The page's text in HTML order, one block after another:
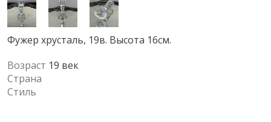
Фужер хрусталь, 19в. Высота 16см.
Возраст 19 век
Страна
Стиль